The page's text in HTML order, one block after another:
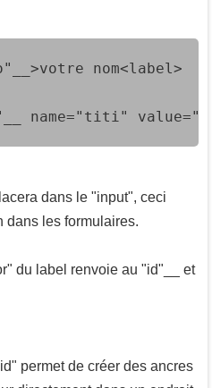
nom<label>
name="titi"
dans le "input", ceci
dans les formulaires.
du label renvoie au "id"__ et
permet de créer des ancres